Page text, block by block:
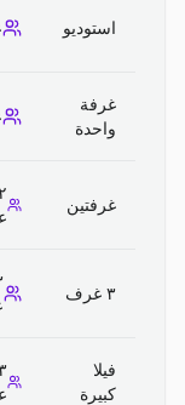
استوديو
غرفة
واحدة
غرفتين
٣ غرف
فيلا
كبيرة